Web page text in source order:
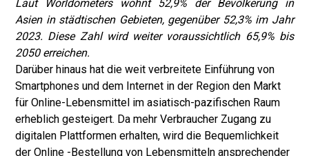
Laut Worldometers wohnt 52,9% der Bevölkerung in
Asien in städtischen Gebieten, gegenüber 52,3% im Jahr
2023. Diese Zahl wird weiter voraussichtlich 65,9% bis
2050 erreichen.
Darüber hinaus hat die weit verbreitete Einführung von
Smartphones und dem Internet in der Region den Markt
für Online-Lebensmittel im asiatisch-pazifischen Raum
erheblich gesteigert. Da mehr Verbraucher Zugang zu
digitalen Plattformen erhalten, wird die Bequemlichkeit
der Online -Bestellung von Lebensmitteln ansprechender